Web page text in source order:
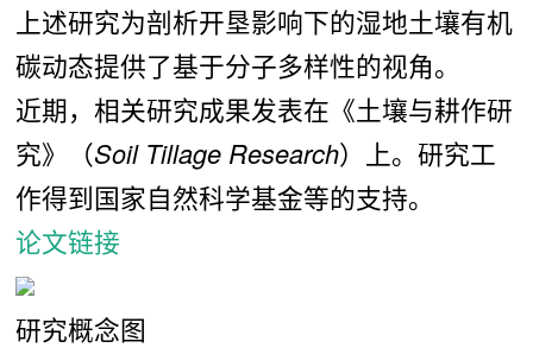
上述研究为剖析开垦影响下的湿地土壤有机
碳动态提供了基于分子多样性的视角。
近期，相关研究成果发表在《土壤与耕作研
究》（Soil Tillage Research）上。研究工
作得到国家自然科学基金等的支持。
论文链接
研究概念图